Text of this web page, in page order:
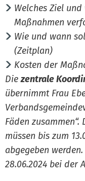
Welches Ziel
Maßnahmen
Wie und wann
(Zeitplan)
Kosten der
Diezentrale
übernimmt Frau
Fäden
müssen bis zum
abgegeben
28.06.2024 bei der